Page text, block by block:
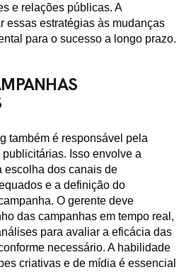
e relações públicas. A
essas estratégias às mudanças
para o sucesso a longo prazo.
também é responsável pela
Isso envolve a
escolha dos canais de
e a definição do
O gerente deve
das campanhas em tempo real,
para avaliar a eficácia das
necessário. A habilidade
criativas e de mídia é essencial